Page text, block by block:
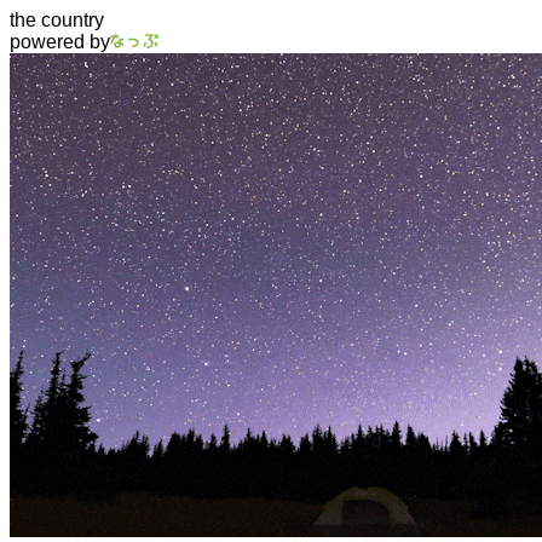
the country
powered by